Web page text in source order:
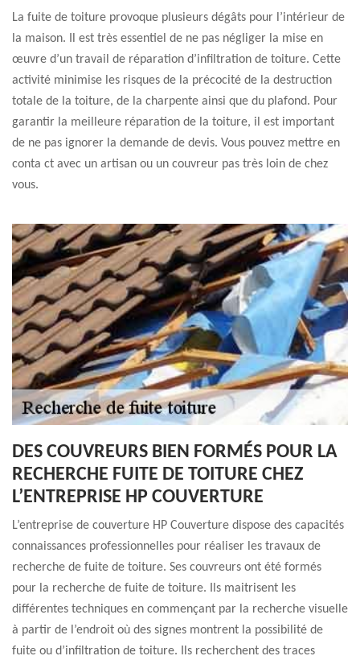
La fuite de toiture provoque plusieurs dégâts pour l’intérieur de
la maison. Il est très essentiel de ne pas négliger la mise en
œuvre d’un travail de réparation d’infiltration de toiture. Cette
activité minimise les risques de la précocité de la destruction
totale de la toiture, de la charpente ainsi que du plafond. Pour
garantir la meilleure réparation de la toiture, il est important
de ne pas ignorer la demande de devis. Vous pouvez mettre en
conta ct avec un artisan ou un couvreur pas très loin de chez
vous.
DES COUVREURS BIEN FORMÉS POUR LA
RECHERCHE FUITE DE TOITURE CHEZ
L’ENTREPRISE HP COUVERTURE
L’entreprise de couverture HP Couverture dispose des capacités
connaissances professionnelles pour réaliser les travaux de
recherche de fuite de toiture. Ses couvreurs ont été formés
pour la recherche de fuite de toiture. Ils maitrisent les
différentes techniques en commençant par la recherche visuelle
à partir de l’endroit où des signes montrent la possibilité de
fuite ou d’infiltration de toiture. Ils recherchent des traces